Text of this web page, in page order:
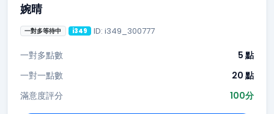
婉晴
一對多等待中 i349 ID: i349_300777
一對多點數
5 點
一對一點數
20 點
滿意度評分
100分